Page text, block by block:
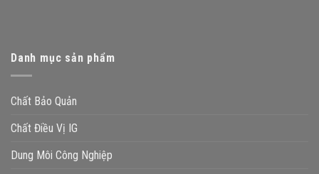
Danh mục sản phẩm
Chất Bảo Quản
Chất Điều Vị IG
Dung Môi Công Nghiệp